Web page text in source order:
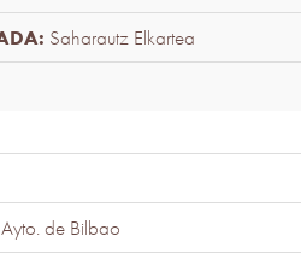
Saharautz Elkartea
Ayto. de Bilbao